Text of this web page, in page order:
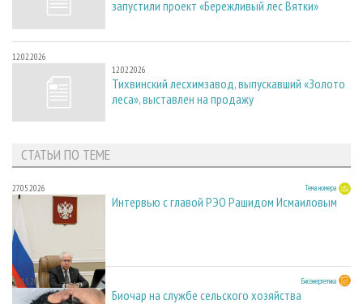
запустили проект «Бережливый лес Вятки»
12.02.2026
12.02.2026
Тихвинский лесхимзавод, выпускавший «Золото
леса», выставлен на продажу
СТАТЬИ ПО ТЕМЕ
27.05.2026 Тема номера
Интервью с главой РЭО Рашидом Исмаиловым
28.11.2025 Биоэнергетика
Биочар на службе сельского хозяйства